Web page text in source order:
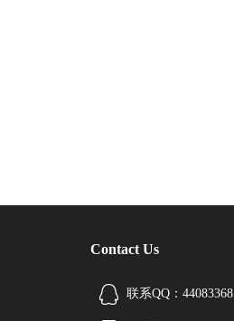
Contact Us
联系QQ：44083368